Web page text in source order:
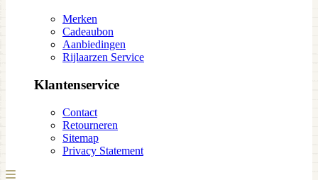
Merken
Cadeaubon
Aanbiedingen
Rijlaarzen Service
Klantenservice
Contact
Retourneren
Sitemap
Privacy Statement